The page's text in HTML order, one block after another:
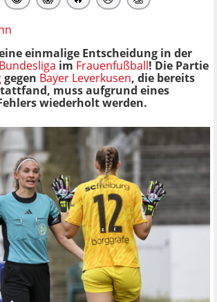
einmalige Entscheidung in der
Bundesliga im Frauenfußball! Die Partie
gegen Bayer Leverkusen, die bereits
muss aufgrund eines
wiederholt werden.